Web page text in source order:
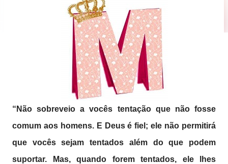
“Não sobreveio a vocês tentação que não fosse
comum aos homens. E Deus é fiel; ele não permitirá
que vocês sejam tentados além do que podem
suportar. Mas, quando forem tentados, ele lhes